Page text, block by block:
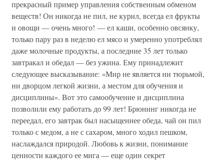
прекрасный пример управления собственным обменом
веществ! Он никогда не пил, не курил, всегда ел фрукты
и овощи — очень много! — ел каши, особенно овсянку,
только пару раз в неделю ел мясо и умеренно употреблял
даже молочные продукты, а последние 35 лет только
завтракал и обедал — без ужина. Ему принадлежит
следующее высказывание: «Мир не является ни тюрьмой,
ни дворцом легкой жизни, а местом для обучения и
дисциплины». Вот это самообучение и дисциплина
позволили ему работать до 99 лет! Брюнинг никогда не
переедал, его завтрак был насыщеннее обеда, чай он пил
только с медом, а не с сахаром, много ходил пешком,
наслаждался природой. Любовь к жизни, понимание
ценности каждого ее мига — еще один секрет